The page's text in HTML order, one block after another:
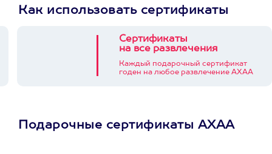
Как использовать сертификаты
Сертификаты
на все развлечения
Каждый подарочный сертификат
годен на любое развлечение АХАА
Подарочные сертификаты АХАА